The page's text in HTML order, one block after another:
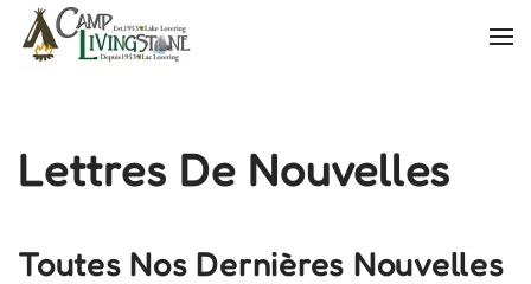
Skip
Lettres De Nouvelles
Toutes Nos Dernières Nouvelles